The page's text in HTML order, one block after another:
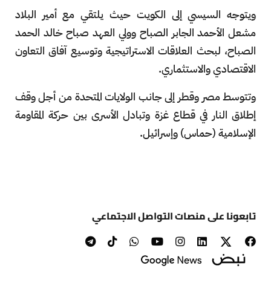
ويتوجه السيسي إلى الكويت حيث يلتقي مع أمير البلاد
مشعل الأحمد الجابر الصباح وولي العهد صباح خالد الحمد
الصباح، لبحث العلاقات الاستراتيجية وتوسيع آفاق التعاون
الاقتصادي والاستثماري.
وتتوسط مصر وقطر إلى جانب الولايات المتحدة من أجل وقف
إطلاق النار في قطاع غزة وتبادل الأسرى بين حركة المقاومة
الإسلامية (حماس) وإسرائيل.
تابعونا على منصات التواصل الاجتماعي